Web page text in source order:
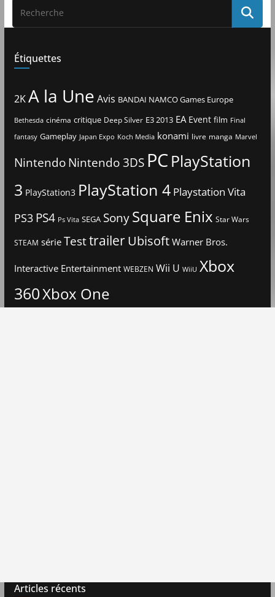
Étiquettes
2KA la Une Avis BANDAI NAMCO Games Europe
Bethesda cinéma critique Deep Silver E3 2013 EA Event film Final
fantasy Gameplay Japan Expo Koch Media konami livre manga Marvel
Nintendo Nintendo 3DS PCPlayStation
3 PlayStation3 PlayStation 4 Playstation Vita
PS3 PS4 Ps Vita SEGA Sony Square Enix Star Wars
STEAM série TesttrailerUbisoftWarner Bros.
Interactive Entertainment WEBZEN Wii U WiiU Xbox
360Xbox One
Articles récents